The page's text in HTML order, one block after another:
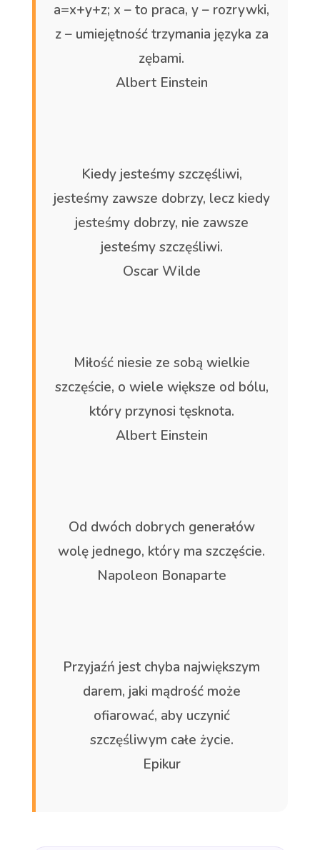
a=x+y+z; x – to praca, y – rozrywki,
z – umiejętność trzymania języka za
zębami.
Albert Einstein
Kiedy jesteśmy szczęśliwi,
jesteśmy zawsze dobrzy, lecz kiedy
jesteśmy dobrzy, nie zawsze
jesteśmy szczęśliwi.
Oscar Wilde
Miłość niesie ze sobą wielkie
szczęście, o wiele większe od bólu,
który przynosi tęsknota.
Albert Einstein
Od dwóch dobrych generałów
wolę jednego, który ma szczęście.
Napoleon Bonaparte
Przyjaźń jest chyba największym
darem, jaki mądrość może
ofiarować, aby uczynić
szczęśliwym całe życie.
Epikur